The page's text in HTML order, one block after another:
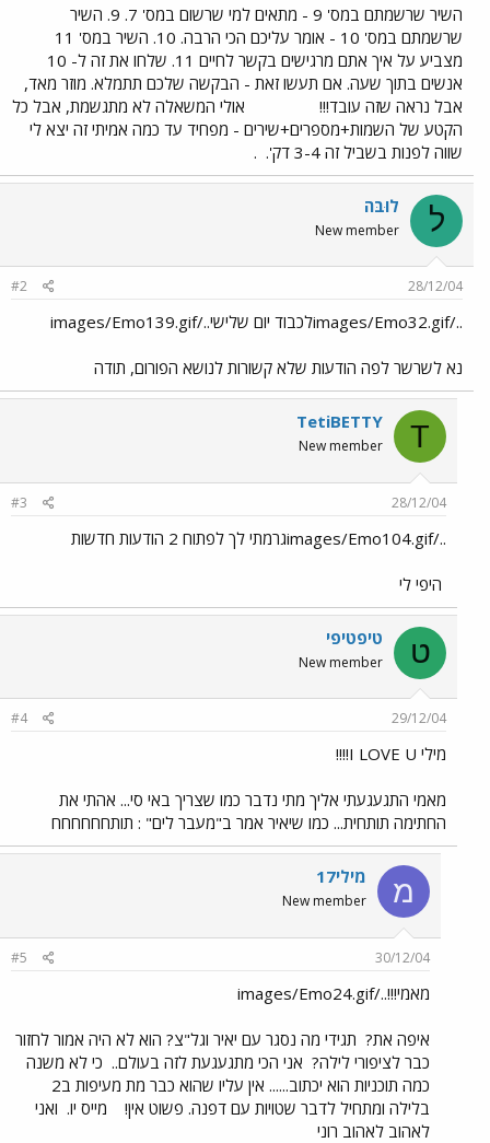
השיר שרשמתם במס' 9 - מתאים למי שרשום במס' 7. 9. השיר
שרשמתם במס' 10 - אומר עליכם הכי הרבה. 10. השיר במס' 11
מצביע על איך אתם מרגישים בקשר לחיים 11. שלחו את זה ל- 10
אנשים בתוך שעה. אם תעשו זאת - הבקשה שלכם תתמלא. מוזר מאד,
אבל נראה שזה עובד!!!
אולי המשאלה לא מתגשמת, אבל כל
הקטע של השמות+מספרים+שירים - מפחיד עד כמה אמיתי זה יצא לי
שווה לפנות בשביל זה 3-4 דק'.
.
ל לוּבּה
New member
28/12/04
#2
../images/Emo32.gifלכבוד יום שלישי../images/Emo139.gif
נא לשרשר לפה הודעות שלא קשורות לנושא הפורום, תודה
T
TetiBETTY
New member
28/12/04
#3
../images/Emo104.gifגרמתי לך לפתוח 2 הודעות חדשות
היפי לי
ט טיפטיפי
New member
29/12/04
#4
מילי I LOVE U!!!!
מאמי התגעגעתי אליך מתי נדבר כמו שצריך באי סי... אהתי את
החתימה תותחית... כמו שיאיר אמר ב"מעבר לים" : תותחחחחחח
מ מילי17
New member
30/12/04
#5
מאמי!!!../images/Emo24.gif
איפה את? תגידי מה נסגר עם יאיר וגל"צ? הוא לא היה אמור לחזור
כבר לציפורי לילה? אני הכי מתגעגעת לזה בעולם.. כי לא משנה
כמה תוכניות הוא יכתוב...... אין עליו שהוא כבר מת מעיפות ב2
בלילה ומתחיל לדבר שטויות עם דפנה. פשוט אין!
מייס יו. ואני
לאהוב לאהוב רוני